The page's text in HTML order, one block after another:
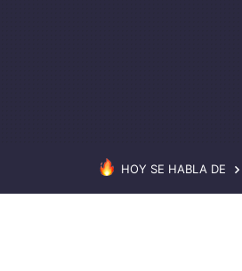
HOY SE HABLA DE